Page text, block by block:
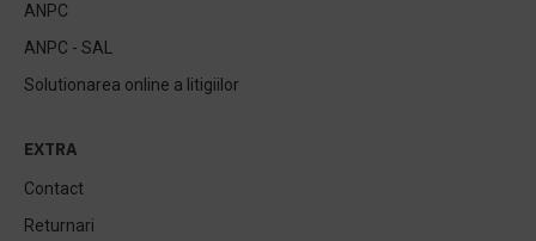
ANPC
ANPC - SAL
Solutionarea online a litigiilor
EXTRA
Contact
Returnari